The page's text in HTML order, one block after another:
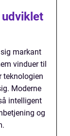
markant
vinduer til
teknologien
Moderne
intelligent
og